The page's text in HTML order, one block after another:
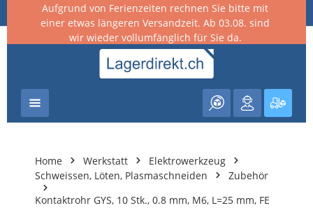
springen
Aufgrund von Ferienzeiten rechnen Sie bitte mit
einer etwas längeren Versandzeit. Ab 03.08. sind
wir wieder vollumfänglich für Sie da.
Home Werkstatt
Elektrowerkzeug
Schweissen, Löten, Plasmaschneiden
Zubehör
Kontaktrohr GYS, 10 Stk., 0.8 mm, M6, L=25 mm, FE